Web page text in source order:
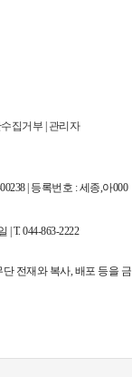
집거부 관리자
| 등록번호 : 세종,아000
T. 044-863-2222
전재와 복사, 배포 등을 금